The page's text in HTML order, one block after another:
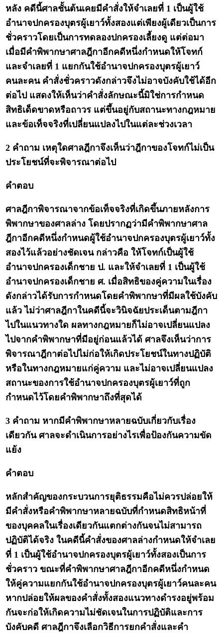
หลัง คดีนี้ศาลชั้นต้นเคยมีคำสั่งให้จำเลยที่ 1 เป็นผู้ใช้
อำนาจปกครองบุตรผู้เยาว์ทั้งสองแต่เพียงผู้เดียวเป็นการ
ชั่วคราวโดยเป็นการทดลองปกครองเลี้ยงดู แต่ต่อมา
เมื่อมีคำพิพากษาศาลฎีกาอีกคดีหนึ่งกำหนดให้โจทก์
และจำเลยที่ 1 แยกกันใช้อำนาจปกครองบุตรผู้เยาว์
คนละคน คำสั่งชั่วคราวดังกล่าวจึงไม่อาจบังคับใช้ได้อีก
ต่อไป แสดงให้เห็นว่าคำสั่งลักษณะนี้มิใช่การกำหนด
สิทธิเด็ดขาดหรือถาวร แต่ขึ้นอยู่กับสถานะทางกฎหมาย
และข้อเท็จจริงที่เปลี่ยนแปลงไปในแต่ละช่วงเวลา
2 คำถาม เหตุใดศาลฎีกาจึงเห็นว่าฎีกาของโจทก์ไม่เป็น
ประโยชน์ที่จะพิจารณาต่อไป
คำตอบ
ศาลฎีกาพิจารณาจากข้อเท็จจริงที่เกิดขึ้นภายหลังการ
พิพากษาของศาลล่าง โดยปรากฏว่ามีคำพิพากษาศาล
ฎีกาอีกคดีหนึ่งกำหนดผู้ใช้อำนาจปกครองบุตรผู้เยาว์ทั้ง
สองไว้แล้วอย่างชัดเจน กล่าวคือ ให้โจทก์เป็นผู้ใช้
อำนาจปกครองเด็กชาย ป. และให้จำเลยที่ 1 เป็นผู้ใช้
อำนาจปกครองเด็กชาย ศ. เมื่อสิทธิของคู่ความในเรื่อง
ดังกล่าวได้รับการกำหนดโดยคำพิพากษาที่มีผลใช้บังคับ
แล้ว ไม่ว่าศาลฎีกาในคดีนี้จะวินิจฉัยประเด็นตามฎีกา
ไปในแนวทางใด ผลทางกฎหมายก็ไม่อาจเปลี่ยนแปลง
ไปจากคำพิพากษาที่มีอยู่ก่อนแล้วได้ ศาลจึงเห็นว่าการ
พิจารณาฎีกาต่อไปไม่ก่อให้เกิดประโยชน์ในทางปฏิบัติ
หรือในทางกฎหมายแก่คู่ความ และไม่อาจเปลี่ยนแปลง
สถานะของการใช้อำนาจปกครองบุตรผู้เยาว์ที่ถูก
กำหนดไว้โดยคำพิพากษาถึงที่สุดได้
3 คำถาม หากมีคำพิพากษาหลายฉบับเกี่ยวกับเรื่อง
เดียวกัน ศาลจะดำเนินการอย่างไรเพื่อป้องกันความขัด
แย้ง
คำตอบ
หลักสำคัญของกระบวนการยุติธรรมคือไม่ควรปล่อยให้
มีคำสั่งหรือคำพิพากษาหลายฉบับที่กำหนดสิทธิหน้าที่
ของบุคคลในเรื่องเดียวกันแตกต่างกันจนไม่สามารถ
ปฏิบัติได้จริง ในคดีนี้คำสั่งของศาลล่างกำหนดให้จำเลย
ที่ 1 เป็นผู้ใช้อำนาจปกครองบุตรผู้เยาว์ทั้งสองเป็นการ
ชั่วคราว ขณะที่คำพิพากษาศาลฎีกาอีกคดีหนึ่งกำหนด
ให้คู่ความแยกกันใช้อำนาจปกครองบุตรผู้เยาว์คนละคน
หากปล่อยให้ผลของคำสั่งทั้งสองแนวทางดำรงอยู่พร้อม
กันจะก่อให้เกิดความไม่ชัดเจนในการปฏิบัติและการ
บังคับคดี ศาลฎีกาจึงเลือกวิธีการยกคำสั่งและคำ